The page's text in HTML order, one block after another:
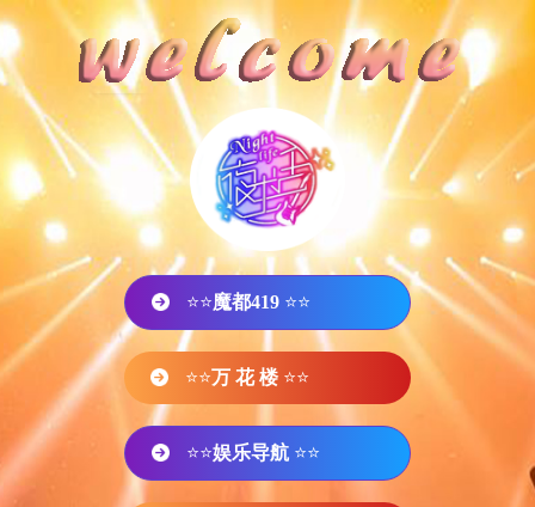
⭐⭐魔都419 ⭐⭐
⭐⭐万 花 楼 ⭐⭐
⭐⭐娱乐导航 ⭐⭐